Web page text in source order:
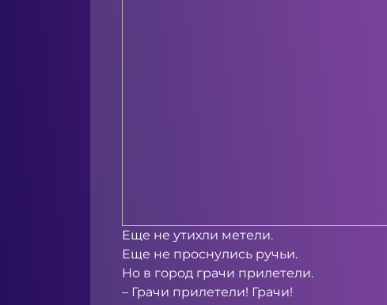
Еще не утихли метели.
Еще не проснулись ручьи.
Но в город грачи прилетели.
– Грачи прилетели! Грачи!